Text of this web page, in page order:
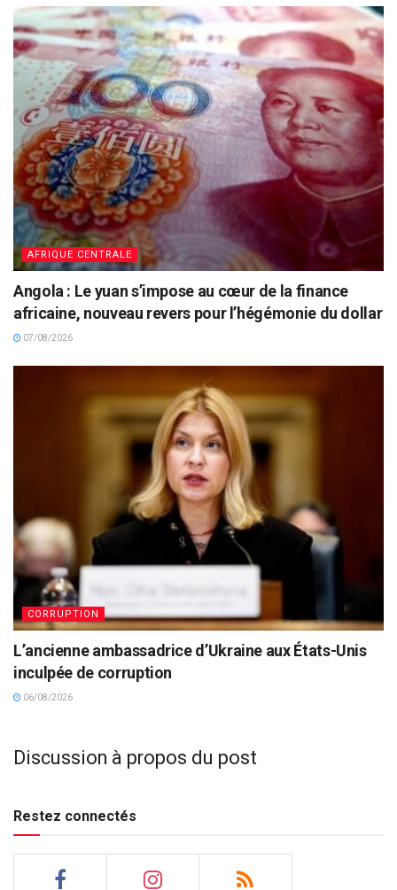
AFRIQUE CENTRALE
Angola : Le yuan s’impose au cœur de la finance
africaine, nouveau revers pour l’hégémonie du dollar
07/08/2026
CORRUPTION
L’ancienne ambassadrice d’Ukraine aux États-Unis
inculpée de corruption
06/08/2026
Discussion à propos du post
Restez connectés